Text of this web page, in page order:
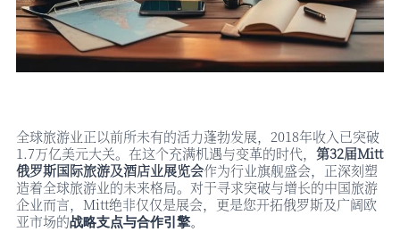
全球旅游业正以前所未有的活力蓬勃发展， 2018年收入已突破
1.7万亿美元大关。在这个充满机遇与变革的时代， 第32届Mitt
俄罗斯国际旅游及酒店业展览会作为行业旗舰盛会，正深刻塑
造着全球旅游业的未来格局。对于寻求突破与增长的中国旅游
企业而言， Mitt绝非仅仅是展会，更是您开拓俄罗斯及广阔欧
亚市场的战略支点与合作引擎。